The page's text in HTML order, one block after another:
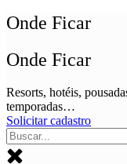
Onde Ficar
Onde Ficar
Resorts, hotéis,
temporadas…
Solicitar cadastro